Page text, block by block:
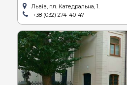
Львів, пл. Катедральна, 1.
+38 (032) 274-40-47